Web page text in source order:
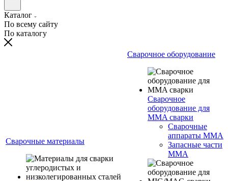
Каталог
По всему сайту
По каталогу
Сварочные материалы
Сварочное оборудование
Сварочное
оборудование для
MMA сварки
Сварочные
аппараты MMA
Запасные части
MMA